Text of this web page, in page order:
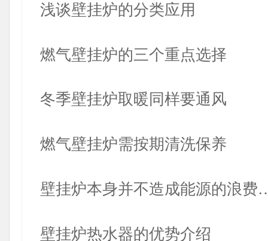
浅谈壁挂炉的分类应用
燃气壁挂炉的三个重点选择
冬季壁挂炉取暖同样要通风
燃气壁挂炉需按期清洗保养
壁挂炉本身并不造成能源的浪费
壁挂炉热水器的优势介绍